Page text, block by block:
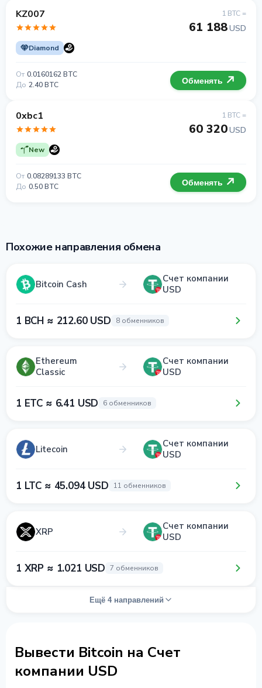
KZ007
Diamond
1 BTC =
61 188USD
От 0.0160162 BTC
До 2.40 BTC Обменять
0xbc1
New
1 BTC =
60 320USD
От 0.08289133 BTC
До 0.50 BTC Обменять
Похожие направления обмена
Bitcoin Cash
Счет компании
USD
1 BCH ≈ 212.60 USD 8 обменников
Ethereum
Classic
Счет компании
USD
1 ETC ≈ 6.41 USD 6 обменников
Litecoin
Счет компании
USD
1 LTC ≈ 45.094 USD 11 обменников
XRP
Счет компании
USD
1 XRP ≈ 1.021 USD 7 обменников
Ещё 4 направлений
Вывести Bitcoin на Счет
компании USD